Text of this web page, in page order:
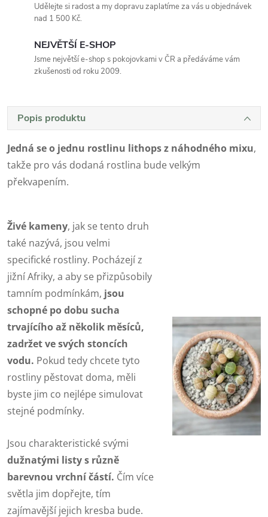
Udělejte si radost a my dopravu zaplatíme za vás u objednávek
nad 1 500 Kč.
NEJVĚTŠÍ E-SHOP
Jsme největší e-shop s pokojovkami v ČR a předáváme vám
zkušenosti od roku 2009.
Popis produktu
Jedná se o jednu rostlinu lithops z náhodného mixu,
takže pro vás dodaná rostlina bude velkým
překvapením.
Živé kameny, jak se tento druh
také nazývá, jsou velmi
specifické rostliny. Pocházejí z
jižní Afriky, a aby se přizpůsobily
tamním podmínkám, jsou
schopné po dobu sucha
trvajícího až několik měsíců,
zadržet ve svých stoncích
vodu. Pokud tedy chcete tyto
rostliny pěstovat doma, měli
byste jim co nejlépe simulovat
stejné podmínky.
Jsou charakteristické svými
dužnatými listy s různě
barevnou vrchní částí. Čím více
světla jim dopřejte, tím
zajímavější jejich kresba bude.